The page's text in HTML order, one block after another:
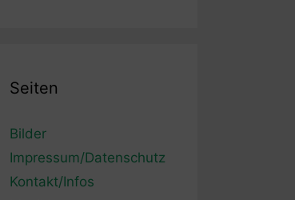
Seiten
Bilder
Impressum/Datenschutz
Kontakt/Infos